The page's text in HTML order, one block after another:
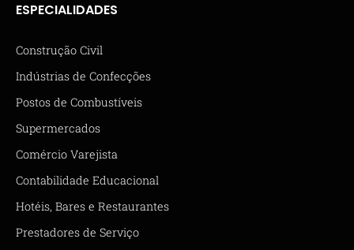
ESPECIALIDADES
Construção Civil
Indústrias de Confecções
Postos de Combustíveis
Supermercados
Comércio Varejista
Contabilidade Educacional
Hotéis, Bares e Restaurantes
Prestadores de Serviço